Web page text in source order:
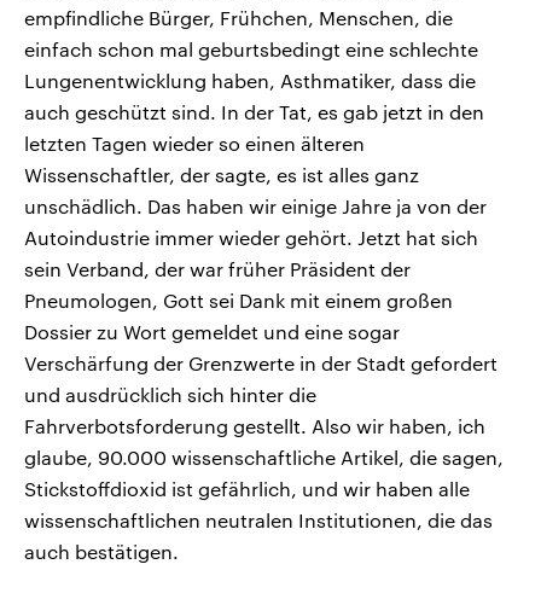
empfindliche Bürger, Frühchen, Menschen, die
einfach schon mal geburtsbedingt eine schlechte
Lungenentwicklung haben, Asthmatiker, dass die
auch geschützt sind. In der Tat, es gab jetzt in den
letzten Tagen wieder so einen älteren
Wissenschaftler, der sagte, es ist alles ganz
unschädlich. Das haben wir einige Jahre ja von der
Autoindustrie immer wieder gehört. Jetzt hat sich
sein Verband, der war früher Präsident der
Pneumologen, Gott sei Dank mit einem großen
Dossier zu Wort gemeldet und eine sogar
Verschärfung der Grenzwerte in der Stadt gefordert
und ausdrücklich sich hinter die
Fahrverbotsforderung gestellt. Also wir haben, ich
glaube, 90.000 wissenschaftliche Artikel, die sagen,
Stickstoffdioxid ist gefährlich, und wir haben alle
wissenschaftlichen neutralen Institutionen, die das
auch bestätigen.